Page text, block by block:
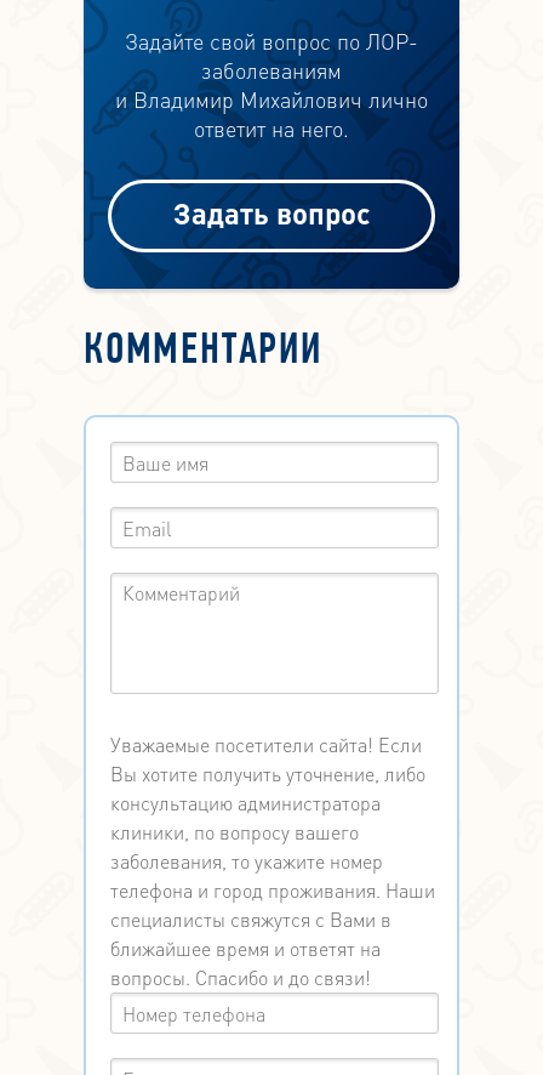
Задайте свой вопрос по ЛОР-
заболеваниям
и Владимир Михайлович лично
ответит на него.
Задать вопрос
КОММЕНТАРИИ
Уважаемые посетители сайта! Если
Вы хотите получить уточнение, либо
консультацию администратора
клиники, по вопросу вашего
заболевания, то укажите номер
телефона и город проживания. Наши
специалисты свяжутся с Вами в
ближайшее время и ответят на
вопросы. Спасибо и до связи!